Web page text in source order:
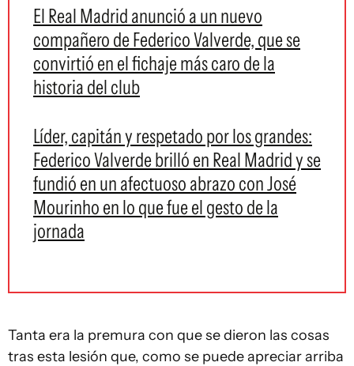
El Real Madrid anunció a un nuevo
compañero de Federico Valverde, que se
convirtió en el fichaje más caro de la
historia del club
Líder, capitán y respetado por los grandes:
Federico Valverde brilló en Real Madrid y se
fundió en un afectuoso abrazo con José
Mourinho en lo que fue el gesto de la
jornada
Tanta era la premura con que se dieron las cosas
tras esta lesión que, como se puede apreciar arriba